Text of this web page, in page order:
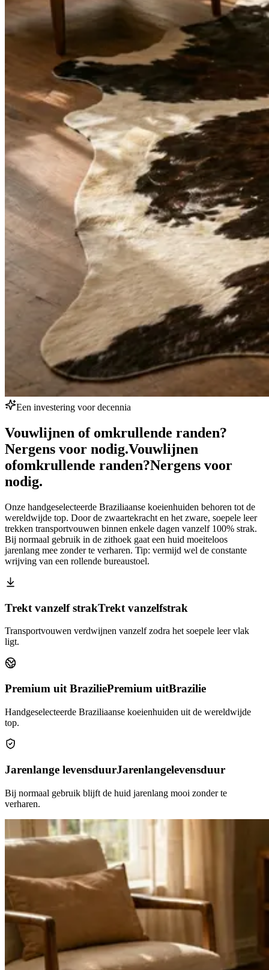
Een investering voor decennia
Vouwlijnen of omkrullende randen?
Nergens voor nodig.Vouwlijnen
ofomkrullende randen?Nergens voor
nodig.
Onze handgeselecteerde Braziliaanse koeienhuiden behoren tot de
wereldwijde top. Door de zwaartekracht en het zware, soepele leer
trekken transportvouwen binnen enkele dagen vanzelf 100% strak.
Bij normaal gebruik in de zithoek gaat een huid moeiteloos
jarenlang mee zonder te verharen. Tip: vermijd wel de constante
wrijving van een rollende bureaustoel.
Trekt vanzelf strakTrekt vanzelfstrak
Transportvouwen verdwijnen vanzelf zodra het soepele leer vlak
ligt.
Premium uit BraziliePremium uitBrazilie
Handgeselecteerde Braziliaanse koeienhuiden uit de wereldwijde
top.
Jarenlange levensduurJarenlangelevensduur
Bij normaal gebruik blijft de huid jarenlang mooi zonder te
verharen.